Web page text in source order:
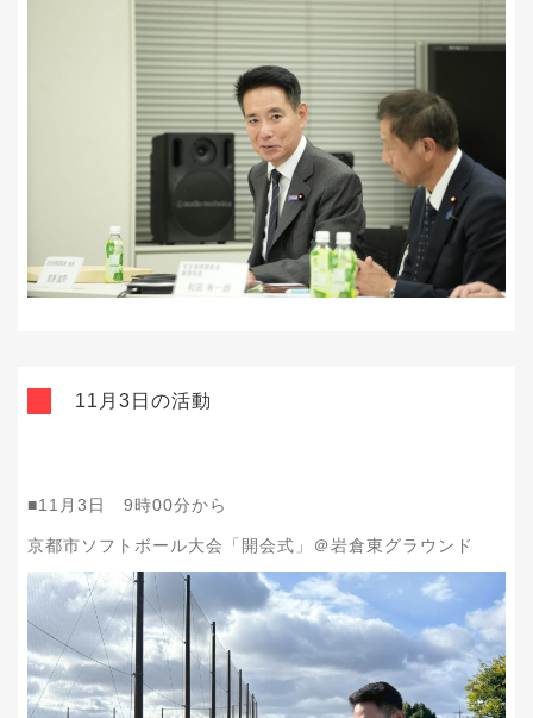
11月3日の活動
■11月3日 9時00分から
京都市ソフトボール大会「開会式」＠岩倉東グラウンド